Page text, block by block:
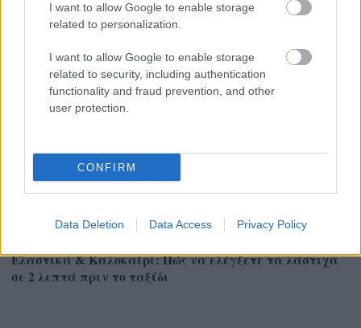
I want to allow Google to enable storage
related to personalization.
I want to allow Google to enable storage
related to security, including authentication
functionality and fraud prevention, and other
user protection.
CONFIRM
Data Deletion Data Access Privacy Policy
Ελαστικά & Καλοκαίρι: Πώς να ελέγξετε τα λάστιχα
σε 2 λεπτά πριν το ταξίδι